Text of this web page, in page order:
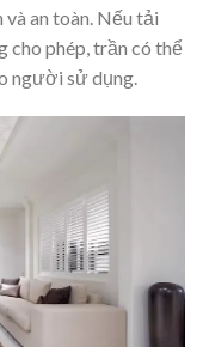
an toàn. Nếu tải
phép, trần có thể
người sử dụng.